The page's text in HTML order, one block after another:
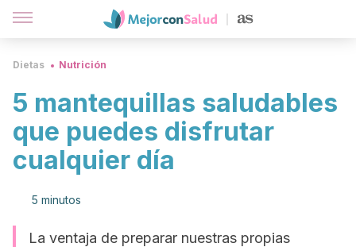
Dietas Nutrición
5 mantequillas saludables
que puedes disfrutar
cualquier día
5 minutos
La ventaja de preparar nuestras propias